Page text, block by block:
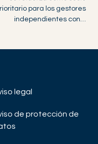
para los gestores
independientes con…
legal
de protección de